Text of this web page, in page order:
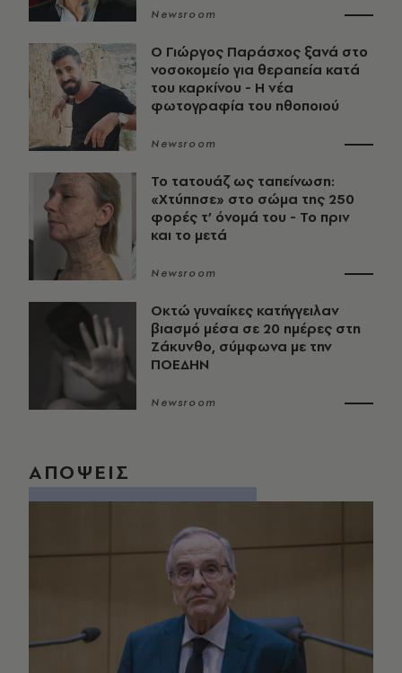
Newsroom
O Γιώργος Παράσχος ξανά στο
νοσοκομείο για θεραπεία κατά
του καρκίνου - Η νέα
φωτογραφία του ηθοποιού
Newsroom
Το τατουάζ ως ταπείνωση:
«Χτύπησε» στο σώμα της 250
φορές τ’ όνομά του - Το πριν
και το μετά
Newsroom
Οκτώ γυναίκες κατήγγειλαν
βιασμό μέσα σε 20 ημέρες στη
Ζάκυνθο, σύμφωνα με την
ΠΟΕΔΗΝ
Newsroom
ΑΠΟΨΕΙΣ